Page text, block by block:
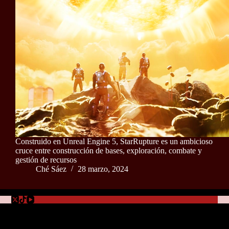
Construido en Unreal Engine 5, StarRupture es un ambicioso
cruce entre construcción de bases, exploración, combate y
gestión de recursos
Ché Sáez
28 marzo, 2024